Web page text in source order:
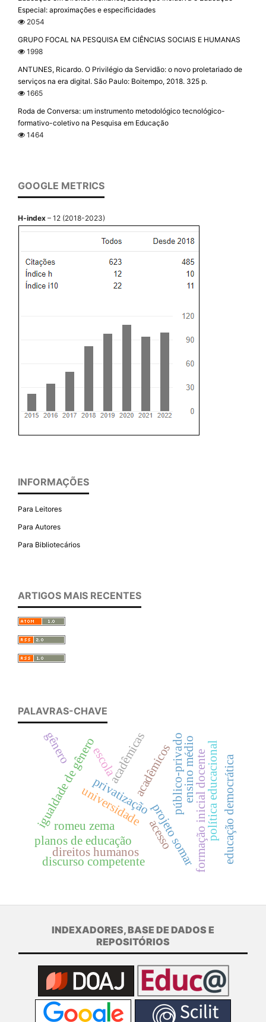
Especial: aproximações e especificidades
2054
GRUPO FOCAL NA PESQUISA EM CIÊNCIAS SOCIAIS E HUMANAS
1998
ANTUNES, Ricardo. O Privilégio da Servidão: o novo proletariado de
serviços na era digital. São Paulo: Boitempo, 2018. 325 p.
1665
Roda de Conversa: um instrumento metodológico tecnológico-
formativo-coletivo na Pesquisa em Educação
1464
GOOGLE METRICS
H-index – 12 (2018-2023)
INFORMAÇÕES
Para Leitores
Para Autores
Para Bibliotecários
ARTIGOS MAIS RECENTES
PALAVRAS-CHAVE
privatização
projeto somar
público-privado
romeu zema
igualdade de gênero acadêmicos
acadêmicas
universidade
planos de educação
gênero
formação inicial docente
acesso política educacional
direitos humanos educação democrática
discurso competente
escola ensino médio
INDEXADORES, BASE DE DADOS E
REPOSITÓRIOS